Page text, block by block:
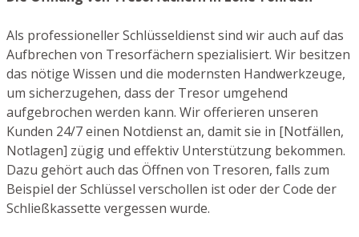
Als professioneller Schlüsseldienst sind wir auch auf das
Aufbrechen von Tresorfächern spezialisiert. Wir besitzen
das nötige Wissen und die modernsten Handwerkzeuge,
um sicherzugehen, dass der Tresor umgehend
aufgebrochen werden kann. Wir offerieren unseren
Kunden 24/7 einen Notdienst an, damit sie in [Notfällen,
Notlagen] zügig und effektiv Unterstützung bekommen.
Dazu gehört auch das Öffnen von Tresoren, falls zum
Beispiel der Schlüssel verschollen ist oder der Code der
Schließkassette vergessen wurde.